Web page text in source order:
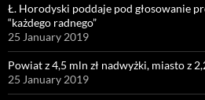
Ł. Horodyski poddaje pod głosowanie
“każdego radnego”
25 January 2019
Powiat z 4,5 mln zł nadwyżki, miasto z
25 January 2019